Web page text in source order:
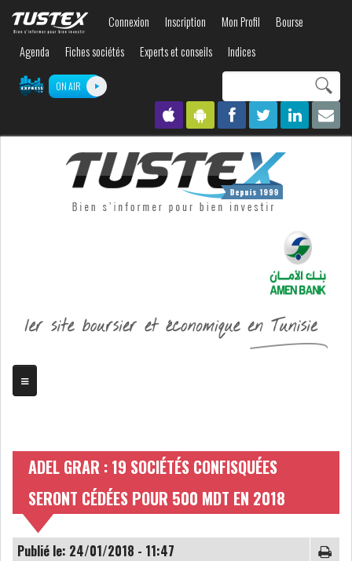
contenu
Connexion Inscription Mon Profil
Bourse
Agenda
Fiches sociétés Experts et conseils Indices
ON AIR
recherche
BOURSE
ASSEMBLÉES BILANS
ADEL GRAR : 19 SOCIÉTÉS CONFISQUÉES
SERONT CÉDÉES POUR 500 MDT EN 2018
Publié le: 24/01/2018 - 11:47